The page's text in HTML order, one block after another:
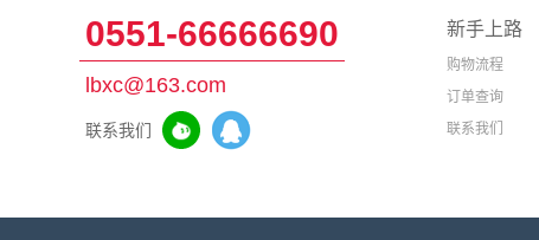
0551-66666690
lbxc@163.com
联系我们
新手上路
购物流程
订单查询
联系我们